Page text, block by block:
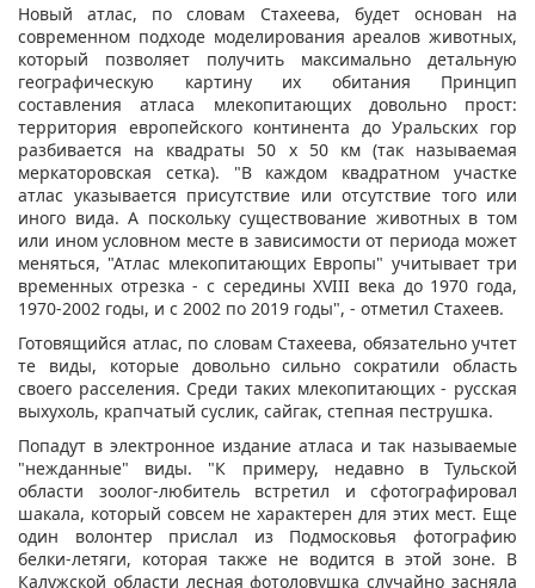
Новый атлас, по словам Стахеева, будет основан на
современном подходе моделирования ареалов животных,
который позволяет получить максимально детальную
географическую картину их обитания Принцип
составления атласа млекопитающих довольно прост:
территория европейского континента до Уральских гор
разбивается на квадраты 50 х 50 км (так называемая
меркаторовская сетка). "В каждом квадратном участке
атлас указывается присутствие или отсутствие того или
иного вида. А поскольку существование животных в том
или ином условном месте в зависимости от периода может
меняться, "Атлас млекопитающих Европы" учитывает три
временных отрезка - с середины XVIII века до 1970 года,
1970-2002 годы, и с 2002 по 2019 годы", - отметил Стахеев.
Готовящийся атлас, по словам Стахеева, обязательно учтет
те виды, которые довольно сильно сократили область
своего расселения. Среди таких млекопитающих - русская
выхухоль, крапчатый суслик, сайгак, степная пеструшка.
Попадут в электронное издание атласа и так называемые
"нежданные" виды. "К примеру, недавно в Тульской
области зоолог-любитель встретил и сфотографировал
шакала, который совсем не характерен для этих мест. Еще
один волонтер прислал из Подмосковья фотографию
белки-летяги, которая также не водится в этой зоне. В
Калужской области лесная фотоловушка случайно засняла